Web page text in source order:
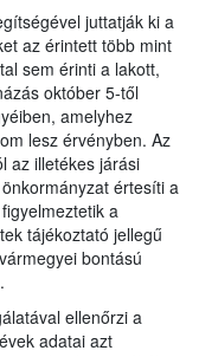
juttatják ki a
az érintett több mint
sem érinti a lakott,
október 5-től
amelyhez
lesz érvényben. Az
az illetékes járási
értesíti a
a
tájékoztató jellegű
bontású
ellenőrzi a
adatai azt